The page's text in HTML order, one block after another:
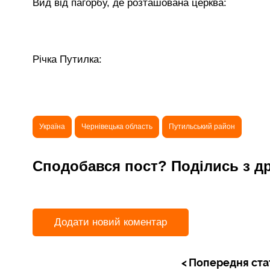
Вид від пагорбу, де розташована церква:
Річка Путилка:
Україна Чернівецька область Путильський район
Сподобався пост? Поділись з
Додати новий коментар
Попередня